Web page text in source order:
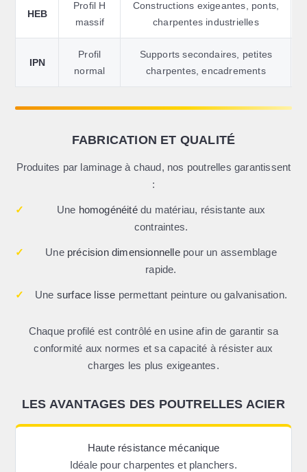
HEB
Profil H
massif
Constructions exigeantes, ponts,
charpentes industrielles
IPN
Profil
normal
Supports secondaires, petites
charpentes, encadrements
FABRICATION ET QUALITÉ
Produites par laminage à chaud, nos poutrelles garantissent
:
✓ Une homogénéitédu matériau, résistante aux
contraintes.
✓ Une précision dimensionnellepour un assemblage
rapide.
✓ Une surface lisse permettant peinture ou galvanisation.
Chaque profilé est contrôlé en usine afin de garantir sa
conformité aux normes et sa capacité à résister aux
charges les plus exigeantes.
LES AVANTAGES DES POUTRELLES ACIER
Haute résistance mécanique
Idéale pour charpentes et planchers.